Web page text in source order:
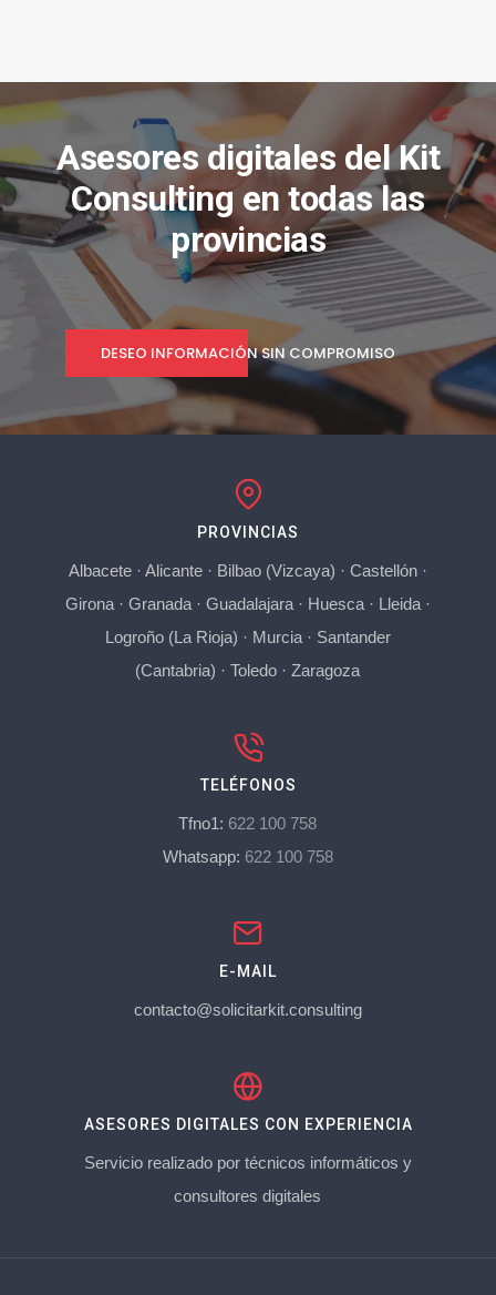
Asesores digitales del Kit
Consulting en todas las
provincias
DESEO INFORMACIÓN SIN COMPROMISO
PROVINCIAS
Albacete· Alicante· Bilbao (Vizcaya) · Castellón·
Girona· Granada· Guadalajara· Huesca· Lleida·
Logroño (La Rioja) · Murcia· Santander
(Cantabria) ·Toledo ·Zaragoza
TELÉFONOS
Tfno1: 622 100 758
Whatsapp: 622 100 758
E-MAIL
contacto@solicitarkit.consulting
ASESORES DIGITALES CON EXPERIENCIA
Servicio realizado por técnicos informáticos y
consultores digitales